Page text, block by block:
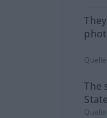
Quelle:
The
Quelle: